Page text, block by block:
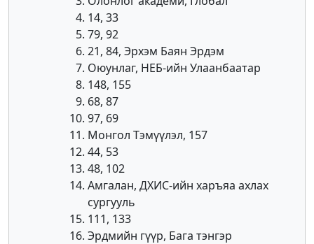
14, 33
79, 92
21, 84, Эрхэм Баян Эрдэм
Оюунлаг, НЕБ-ийн Улаанбаатар
148, 155
68, 87
97, 69
Монгол Тэмүүлэл, 157
44, 53
48, 102
Амгалан, ДХИС-ийн харъяа ахлах
сургууль
111, 133
Эрдмийн гүүр, Бага тэнгэр